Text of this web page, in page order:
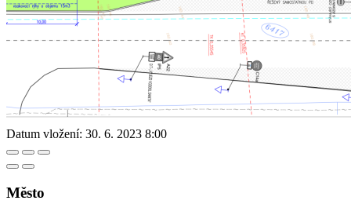
Datum vložení: 30. 6. 2023 8:00
Město